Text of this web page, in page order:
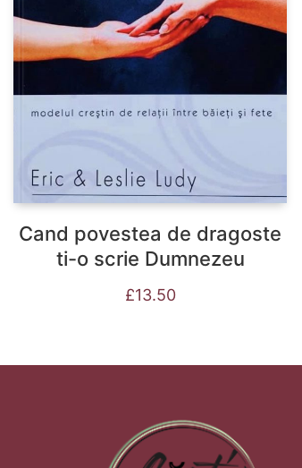
Cand povestea de dragoste
ti-o scrie Dumnezeu
£13.50